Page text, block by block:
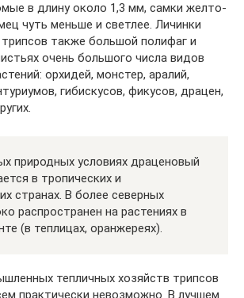
в длину около 1,3 мм, самки желто-
чуть меньше и светлее. Личинки
также большой полифаг и
очень большого числа видов
орхидей, монстер, аралий,
гибискусов, фикусов, драцен,
природных условиях драценовый
в тропических и
странах. В более северных
распространен на растениях в
(в теплицах, оранжереях).
тепличных хозяйств трипсов
практически невозможно. В лучшем